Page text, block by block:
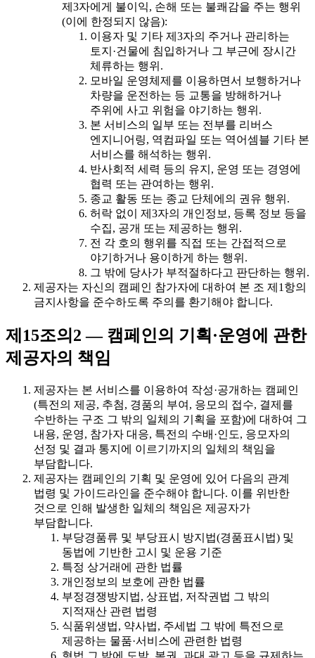
제3자에게 불이익, 손해 또는 불쾌감을 주는 행위
(이에 한정되지 않음):
이용자 및 기타 제3자의 주거나 관리하는
토지·건물에 침입하거나 그 부근에 장시간
체류하는 행위.
모바일 운영체제를 이용하면서 보행하거나
차량을 운전하는 등 교통을 방해하거나
주위에 사고 위험을 야기하는 행위.
본 서비스의 일부 또는 전부를 리버스
엔지니어링, 역컴파일 또는 역어셈블 기타 본
서비스를 해석하는 행위.
반사회적 세력 등의 유지, 운영 또는 경영에
협력 또는 관여하는 행위.
종교 활동 또는 종교 단체에의 권유 행위.
허락 없이 제3자의 개인정보, 등록 정보 등을
수집, 공개 또는 제공하는 행위.
전 각 호의 행위를 직접 또는 간접적으로
야기하거나 용이하게 하는 행위.
그 밖에 당사가 부적절하다고 판단하는 행위.
제공자는 자신의 캠페인 참가자에 대하여 본 조 제1항의
금지사항을 준수하도록 주의를 환기해야 합니다.
제15조의2 — 캠페인의 기획·운영에 관한
제공자의 책임
제공자는 본 서비스를 이용하여 작성·공개하는 캠페인
(특전의 제공, 추첨, 경품의 부여, 응모의 접수, 결제를
수반하는 구조 그 밖의 일체의 기획을 포함)에 대하여 그
내용, 운영, 참가자 대응, 특전의 수배·인도, 응모자의
선정 및 결과 통지에 이르기까지의 일체의 책임을
부담합니다.
제공자는 캠페인의 기획 및 운영에 있어 다음의 관계
법령 및 가이드라인을 준수해야 합니다. 이를 위반한
것으로 인해 발생한 일체의 책임은 제공자가
부담합니다.
부당경품류 및 부당표시 방지법(경품표시법) 및
동법에 기반한 고시 및 운용 기준
특정 상거래에 관한 법률
개인정보의 보호에 관한 법률
부정경쟁방지법, 상표법, 저작권법 그 밖의
지적재산 관련 법령
식품위생법, 약사법, 주세법 그 밖에 특전으로
제공하는 물품·서비스에 관련한 법령